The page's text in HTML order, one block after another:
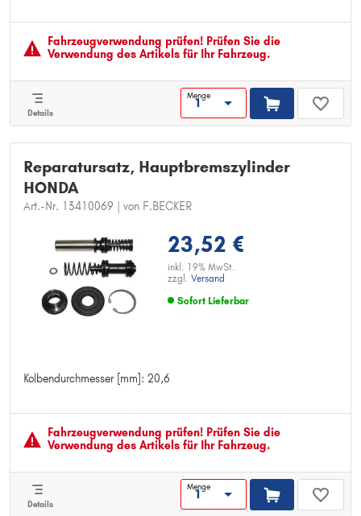
Fahrzeugver­wendung prüfen! Prüfen Sie die
Verwendung des Artikels für Ihr Fahrzeug.
Details
Menge
Reparatursatz, Hauptbremszylinder
HONDA
Art.-Nr. 13410069 | von F.BECKER
23,52 €
inkl. 19% MwSt.
zzgl. Versand
Sofort Lieferbar
Kolbendurchmesser [mm]: 20,6
Kolbendurchmesser [mm]: 20,6
Fahrzeugver­wendung prüfen! Prüfen Sie die
Verwendung des Artikels für Ihr Fahrzeug.
Details
Menge